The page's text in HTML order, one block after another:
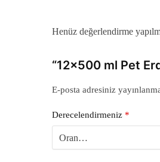
Henüz değerlendirme
“12×500 ml Pet
E-posta adresiniz
Derecelendirmeniz *